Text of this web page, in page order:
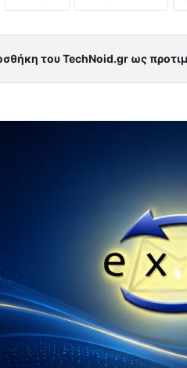
του TechNoid.gr ως